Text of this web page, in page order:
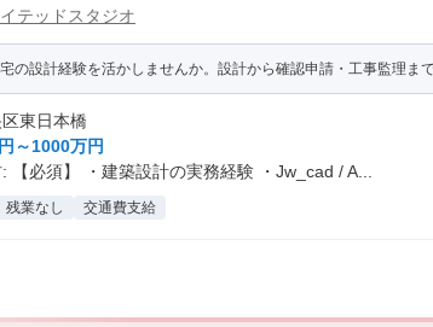
テッドスタジオ
の設計経験を活かしませんか。設計から確認申請・工事監理ま
東日本橋
～1000万円
【必須】 ・建築設計の実務経験 ・Jw_cad / A...
残業なし 交通費支給